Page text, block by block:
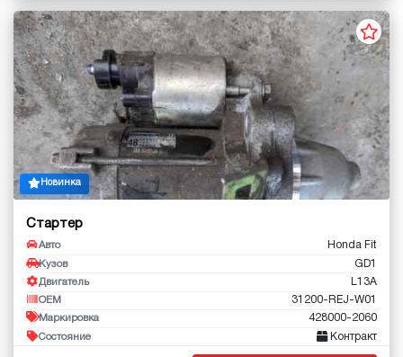
Новинка
Стартер
Авто Honda Fit
Кузов GD1
Двигатель L13A
OEM 31200-REJ-W01
Маркировка 428000-2060
Состояние Контракт